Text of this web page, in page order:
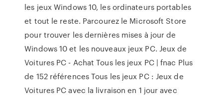
les jeux Windows 10, les ordinateurs portables
et tout le reste. Parcourez le Microsoft Store
pour trouver les dernières mises à jour de
Windows 10 et les nouveaux jeux PC. Jeux de
Voitures PC - Achat Tous les jeux PC | fnac Plus
de 152 références Tous les jeux PC : Jeux de
Voitures PC avec la livraison en 1 jour avec